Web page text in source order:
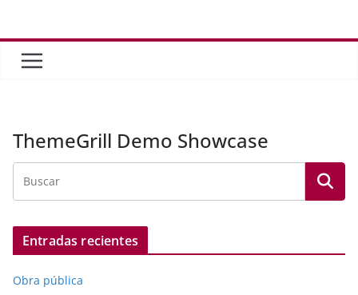
contenido
ThemeGrill Demo Showcase
Entradas recientes
Obra pública